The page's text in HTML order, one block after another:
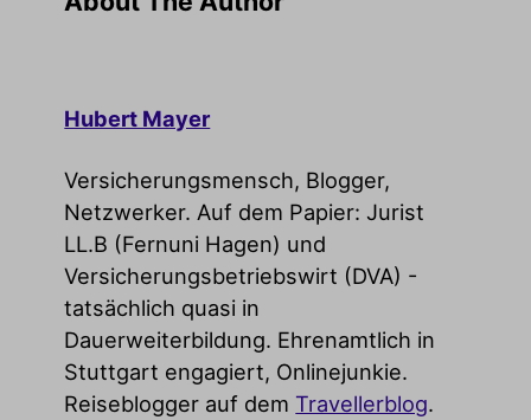
Hubert Mayer
Versicherungsmensch, Blogger,
Netzwerker. Auf dem Papier: Jurist
LL.B (Fernuni Hagen) und
Versicherungsbetriebswirt (DVA) -
tatsächlich quasi in
Dauerweiterbildung. Ehrenamtlich in
Stuttgart engagiert, Onlinejunkie.
Reiseblogger auf dem Travellerblog.